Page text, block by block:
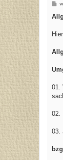
B
i
a
01.
02.
03.